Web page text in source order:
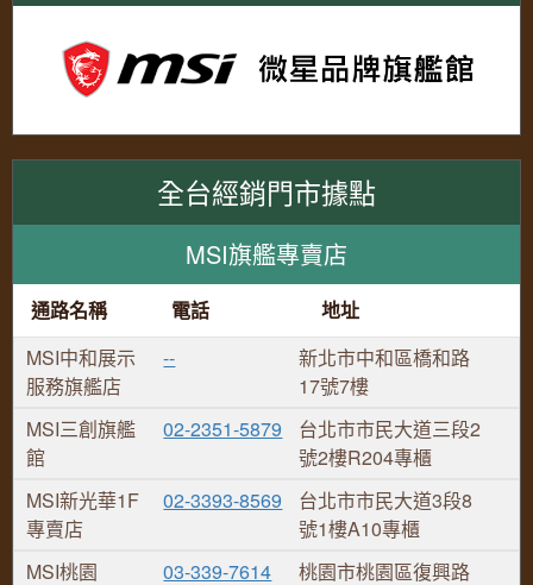
全台經銷門市據點
MSI旗艦專賣店
通路名稱 電話
地址
MSI中和展示
服務旗艦店
--
新北市中和區橋和路
17號7樓
MSI三創旗艦
館
02-2351-5879
台北市市民大道三段2
號2樓R204專櫃
MSI新光華1F
專賣店
02-3393-8569
台北市市民大道3段8
號1樓A10專櫃
MSI桃園
03-339-7614 桃園市桃園區復興路